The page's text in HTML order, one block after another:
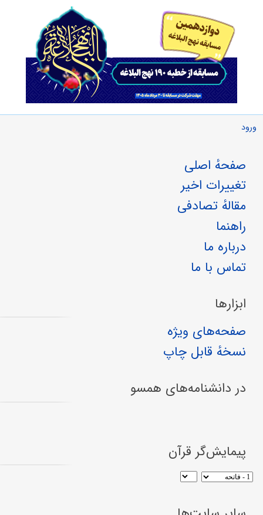
ورود
صفحهٔ اصلی
تغییرات اخیر
مقالهٔ تصادفی
راهنما
درباره ما
تماس با ما
ابزارها
صفحه‌های ویژه
نسخهٔ قابل چاپ
در دانشنامه‌های همسو
پیمایش‌گر قرآن